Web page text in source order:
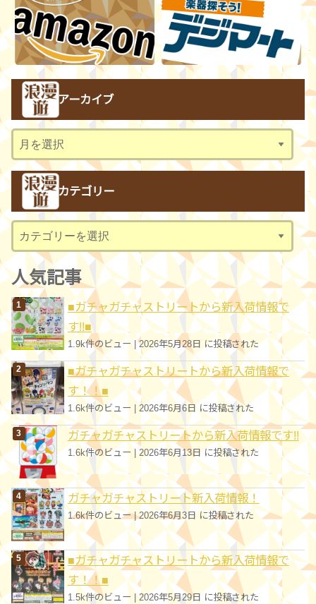
アーカイブ
ー
カ
ブ
カテゴリー
テ
ゴ
リ
ー
人気記事
■ガチャガチャストリートから新入荷情報で
す!!■
1.9k件のビュー|2026年5月28日 に投稿された
■ガチャガチャストリートから新入荷情報で
す！！■
1.6k件のビュー 2026年6月6日 に投稿された
ガチャガチャストリートから新入荷情報です!!
1.6k件のビュー |2026年6月13日 に投稿された
ガチャガチャストリート新入荷情報！
1.6k件のビュー|2026年6月3日 に投稿された
■ガチャガチャストリートから新入荷情報で
す！！■
1.5k件のビュー |2026年5月29日 に投稿された